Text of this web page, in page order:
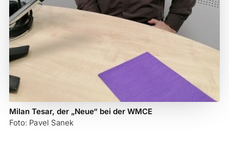
Milan Tesar, der „Neue“ bei der WMCE
Foto: Pavel Sanek